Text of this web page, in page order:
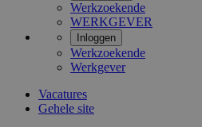
Werkzoekende
WERKGEVER
Inloggen
Werkzoekende
Werkgever
Vacatures
Gehele site